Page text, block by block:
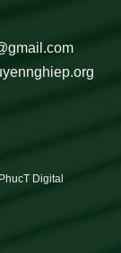
Digital